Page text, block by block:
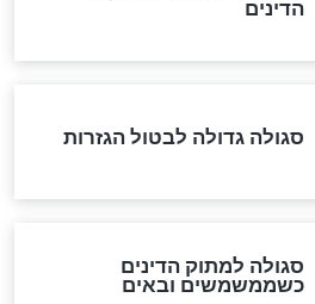
על כל השנים"